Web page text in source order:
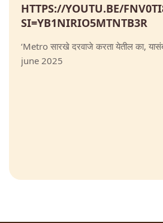
HTTPS://YOUTU.BE/
SI=YB1NIRIO5MTNTB3R
‘Metro सारखे दरवाजे करता येतील का,
june 2025